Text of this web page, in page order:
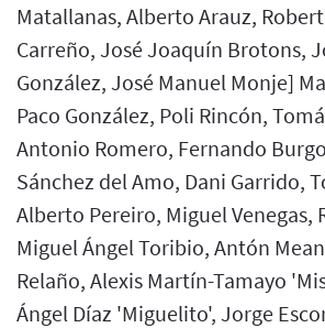
Matallanas, Alberto Arauz,
Carreño, José Joaquín Brotons,
González, José Manuel Monje]
Paco González, Poli Rincón,
Antonio Romero, Fernando
Sánchez del Amo, Dani Garrido,
Alberto Pereiro, Miguel Venegas,
Miguel Ángel Toribio, Antón
Relaño, Alexis Martín-Tamayo
Ángel Díaz 'Miguelito', Jorge